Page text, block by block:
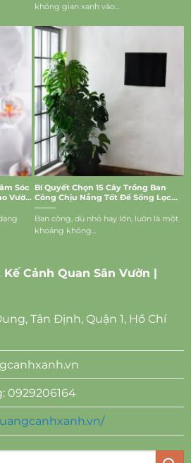
không gian xanh vào...
Sóc
Vườn
Bí Quyết Chọn 15 Cây Trồng Ban
Công Chịu Nắng Tốt Để Sống Lọc
Bụi, Mang Vượng Khí Vào Nhà
Ban công, dù nhỏ hay lớn, luôn là một
khoảng không...
Cảnh Quan Sân Vườn |
Tân Định, Quận 1, Hồ Chí
0929206164